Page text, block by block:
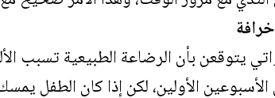
يتوقعن بأن الرضاعة الطبيعية تسبب
الأولين، لكن إذا كان الطفل